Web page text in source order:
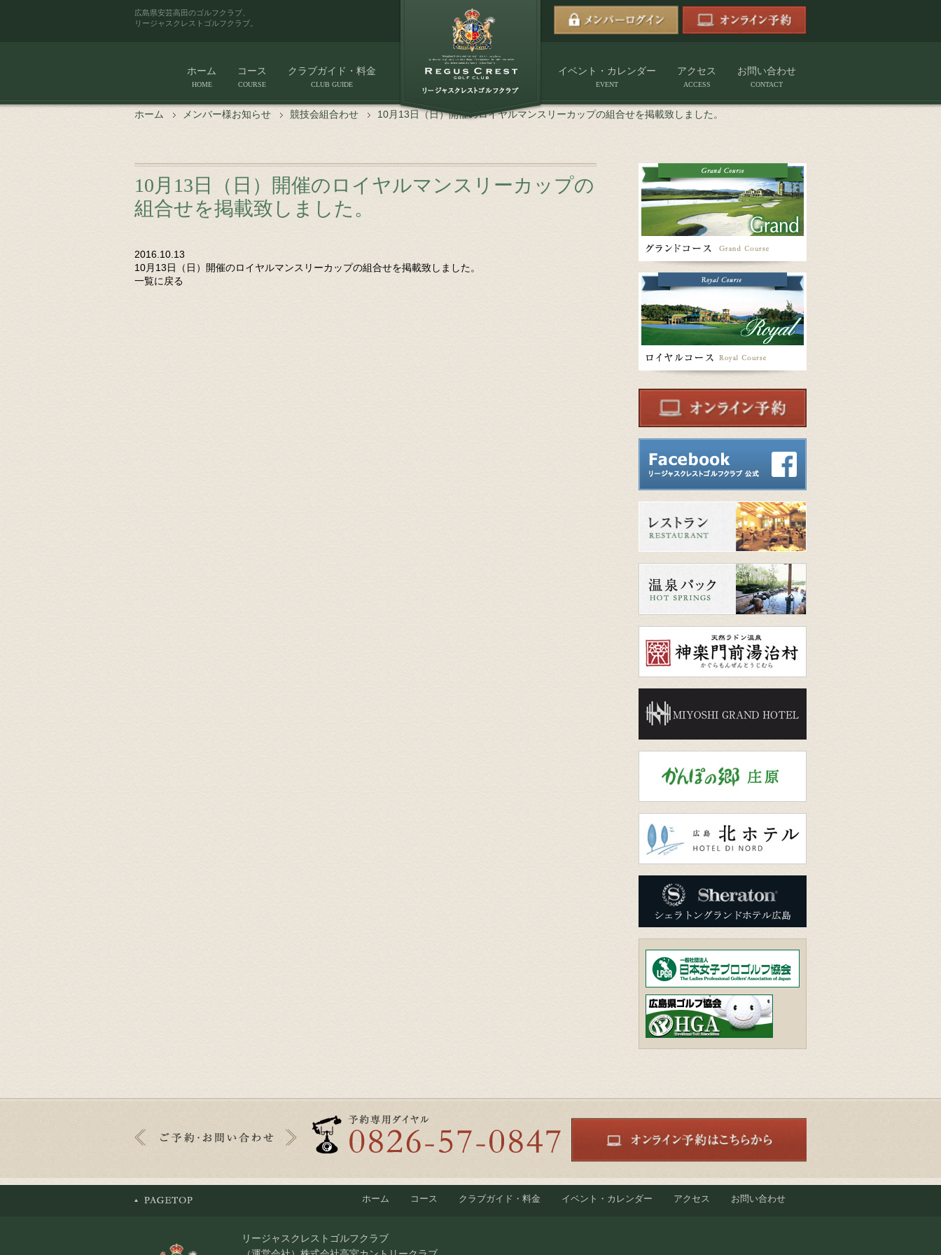
広島県安芸高田のゴルフクラブ、
リージャスクレストゴルフクラブ。
ホーム
HOME
コース
COURSE
クラブガイド・料金
CLUB GUIDE
イベント・カレンダー
EVENT
アクセス
ACCESS
お問い合わせ
CONTACT
ホーム メンバー様お知らせ 競技会組合わせ 10月13日（日）開催のロイヤルマンスリーカップの組合せを掲載致しました。
10月13日（日）開催のロイヤルマンスリーカップの
組合せを掲載致しました。
2016.10.13
10月13日（日）開催のロイヤルマンスリーカップの組合せを掲載致しました。
一覧に戻る
ホーム コース クラブガイド・料金 イベント・カレンダー アクセス お問い合わせ
リージャスクレストゴルフクラブ